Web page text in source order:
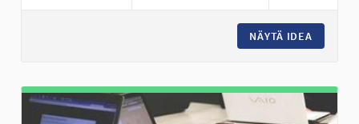
NÄYTÄ IDEA